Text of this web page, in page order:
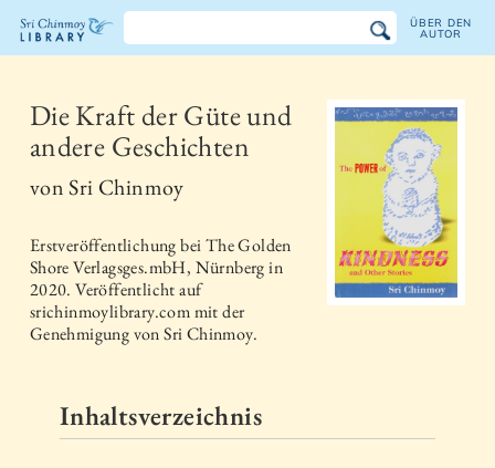
Sri
Chinmoy
Bibliothek
ÜBER DEN
AUTOR
Die Kraft der Güte und
andere Geschichten
vonSri Chinmoy
Erstveröffentlichung beiThe Golden
Shore Verlagsges.mbH, Nürnbergin
2020. Veröffentlicht auf
srichinmoylibrary.com mit der
Genehmigung von Sri Chinmoy.
Inhaltsverzeichnis